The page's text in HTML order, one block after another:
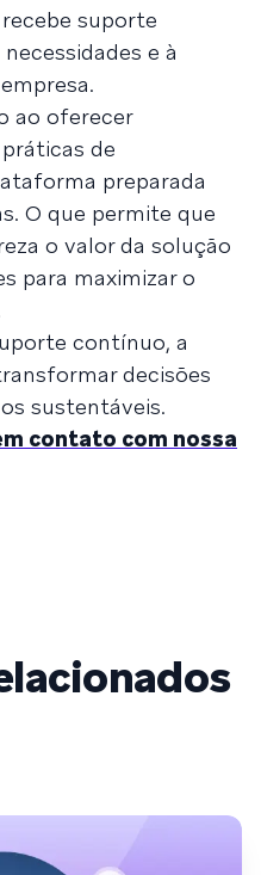
suporte
e à
ao oferecer
de
preparada
O que permite que
o valor da solução
para maximizar o
contínuo, a
decisões
sustentáveis.
contato com nossa